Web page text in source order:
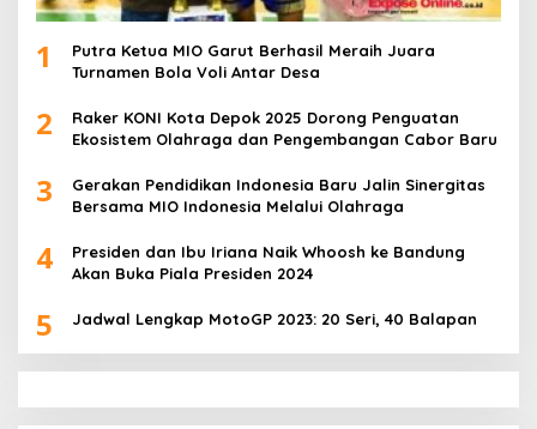
1
Putra Ketua MIO Garut Berhasil Meraih Juara
Turnamen Bola Voli Antar Desa
2
Raker KONI Kota Depok 2025 Dorong Penguatan
Ekosistem Olahraga dan Pengembangan Cabor Baru
3
Gerakan Pendidikan Indonesia Baru Jalin Sinergitas
Bersama MIO Indonesia Melalui Olahraga
4
Presiden dan Ibu Iriana Naik Whoosh ke Bandung
Akan Buka Piala Presiden 2024
5 Jadwal Lengkap MotoGP 2023: 20 Seri, 40 Balapan